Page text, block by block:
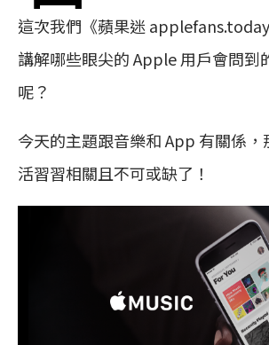
這次我們《蘋果迷
講解哪些眼尖的 Apple 用戶會問到
呢？
今天的主題跟音樂和 App 有關係，
活習習相關且不可或缺了！